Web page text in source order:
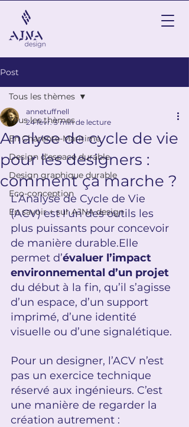
Post
Tous les thèmes
En Charente-Maritime
Design d'espace durable
Design graphique durable
Eco-conception
En savoir + sur AJNA design
Tous les thèmes
Analyse de cycle de vie
pour les designers :
comment ça marche ?
annetuffnell
24 févr. 3 min de lecture
L’Analyse de Cycle de Vie
(ACV) est l’un des outils les
plus puissants pour concevoir
de manière durable.Elle
permet d’évaluer l’impact
environnemental d’un projet
du début à la fin, qu’il s’agisse
d’un espace, d’un support
imprimé, d’une identité
visuelle ou d’une signalétique.
Pour un designer, l’ACV n’est
pas un exercice technique
réservé aux ingénieurs. C’est
une manière de regarder la
création autrement :